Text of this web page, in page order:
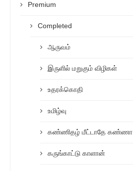
Premium
Completed
ஆருவம்
இருளில் மறுகும் விழிகள்
உதரக்கொதி
உமிழ்வு
கண்ணிதழ் மீட்டாதே கண்ணா
கருங்காட்டு காளான்